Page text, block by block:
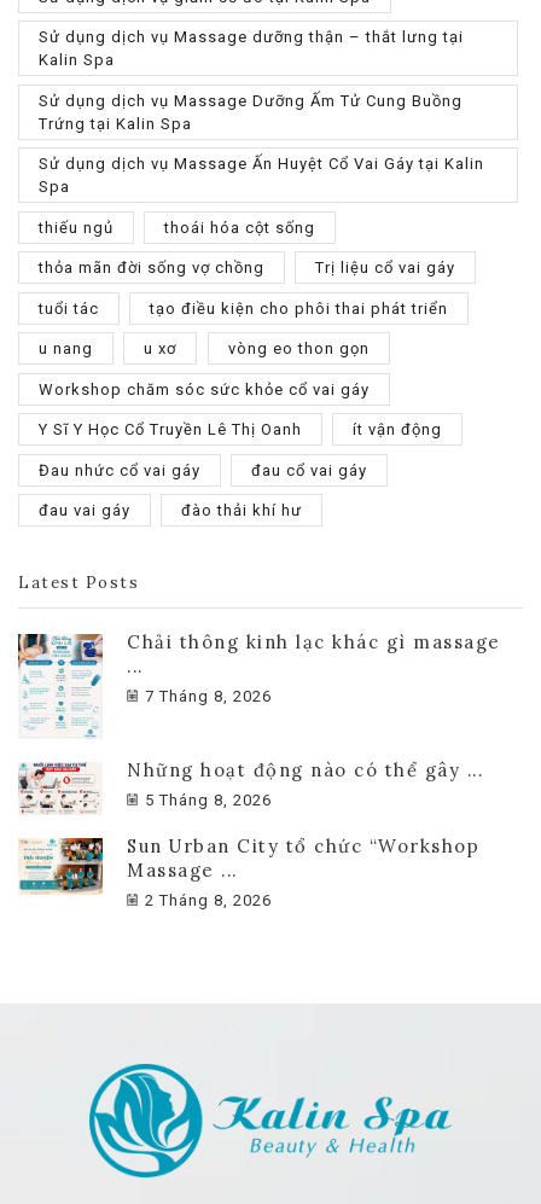
Sử dụng dịch vụ Massage dưỡng thận – thắt lưng tại
Kalin Spa
Sử dụng dịch vụ Massage Dưỡng Ấm Tử Cung Buồng
Trứng tại Kalin Spa
Sử dụng dịch vụ Massage Ấn Huyệt Cổ Vai Gáy tại Kalin
Spa
thiếu ngủ thoái hóa cột sống
thỏa mãn đời sống vợ chồng Trị liệu cổ vai gáy
tuổi tác tạo điều kiện cho phôi thai phát triển
u nang u xơ vòng eo thon gọn
Workshop chăm sóc sức khỏe cổ vai gáy
Y Sĩ Y Học Cổ Truyền Lê Thị Oanh ít vận động
Đau nhức cổ vai gáy đau cổ vai gáy
đau vai gáy đào thải khí hư
Latest Posts
Chải thông kinh lạc khác gì massage
...
7 Tháng 8, 2026
Những hoạt động nào có thể gây ...
5 Tháng 8, 2026
Sun Urban City tổ chức “Workshop
Massage ...
2 Tháng 8, 2026